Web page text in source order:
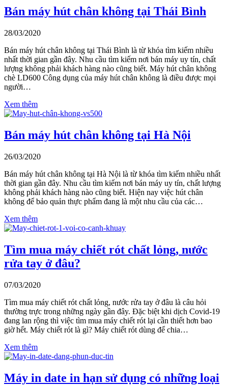
Bán máy hút chân không tại Thái Bình
28/03/2020
Bán máy hút chân không tại Thái Bình là từ khóa tìm kiếm nhiều
nhất thời gian gần đây. Nhu cầu tìm kiếm nơi bán máy uy tín, chất
lượng không phải khách hàng nào cũng biết. Máy hút chân không
chè LD600 Công dụng của máy hút chân không là điều được mọi
người…
Xem thêm
Bán máy hút chân không tại Hà Nội
26/03/2020
Bán máy hút chân không tại Hà Nội là từ khóa tìm kiếm nhiều nhất
thời gian gần đây. Nhu cầu tìm kiếm nơi bán máy uy tín, chất lượng
không phải khách hàng nào cũng biết. Hiện nay việc hút chân
không để bảo quản thực phẩm đang là một nhu cầu của các…
Xem thêm
Tìm mua máy chiết rót chất lỏng, nước
rửa tay ở đâu?
07/03/2020
Tìm mua máy chiết rót chất lỏng, nước rửa tay ở đâu là câu hỏi
thường trực trong những ngày gần đây. Đặc biệt khi dịch Covid-19
đang lan rộng thì việc tìm mua máy chiết rót lại cần thiết hơn bao
giờ hết. Máy chiết rót là gì? Máy chiết rót dùng để chia…
Xem thêm
Máy in date in hạn sử dụng có những loại